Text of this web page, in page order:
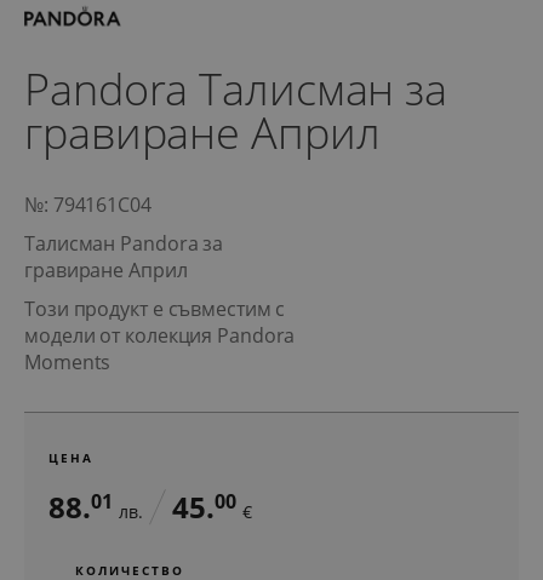
Pandora Талисман за
гравиране Април
№: 794161C04
Талисман Pandora за
гравиране Април
Този продукт е съвместим с
модели от колекция Pandora
Moments
ЦЕНА
88.01 лв. 45.00 €
КОЛИЧЕСТВО